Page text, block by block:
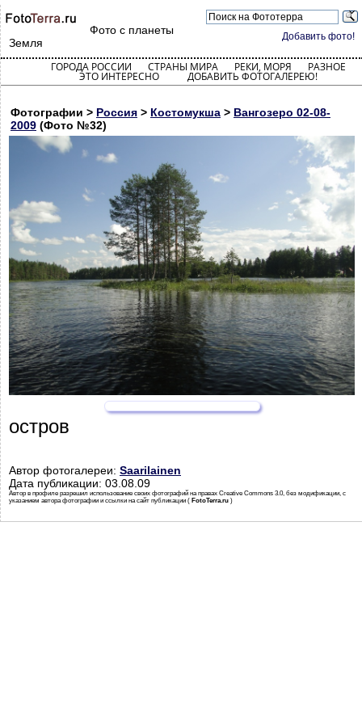
Добавить фото!
Фото с планеты
Земля
ГОРОДА РОССИИ СТРАНЫ МИРА РЕКИ, МОРЯ РАЗНОЕ
ЭТО ИНТЕРЕСНО ДОБАВИТЬ ФОТОГАЛЕРЕЮ!
Фотографии > Россия > Костомукша > Вангозеро 02-08-
2009 (Фото №32)
остров
Автор фотогалереи: Saarilainen
Дата публикации: 03.08.09
Автор в профиле разрешил использование своих фотографий на правах Creative Commons 3.0, без модификации, с
указанием автора фотографии и ссылки на сайт публикации ( FotoTerra.ru )